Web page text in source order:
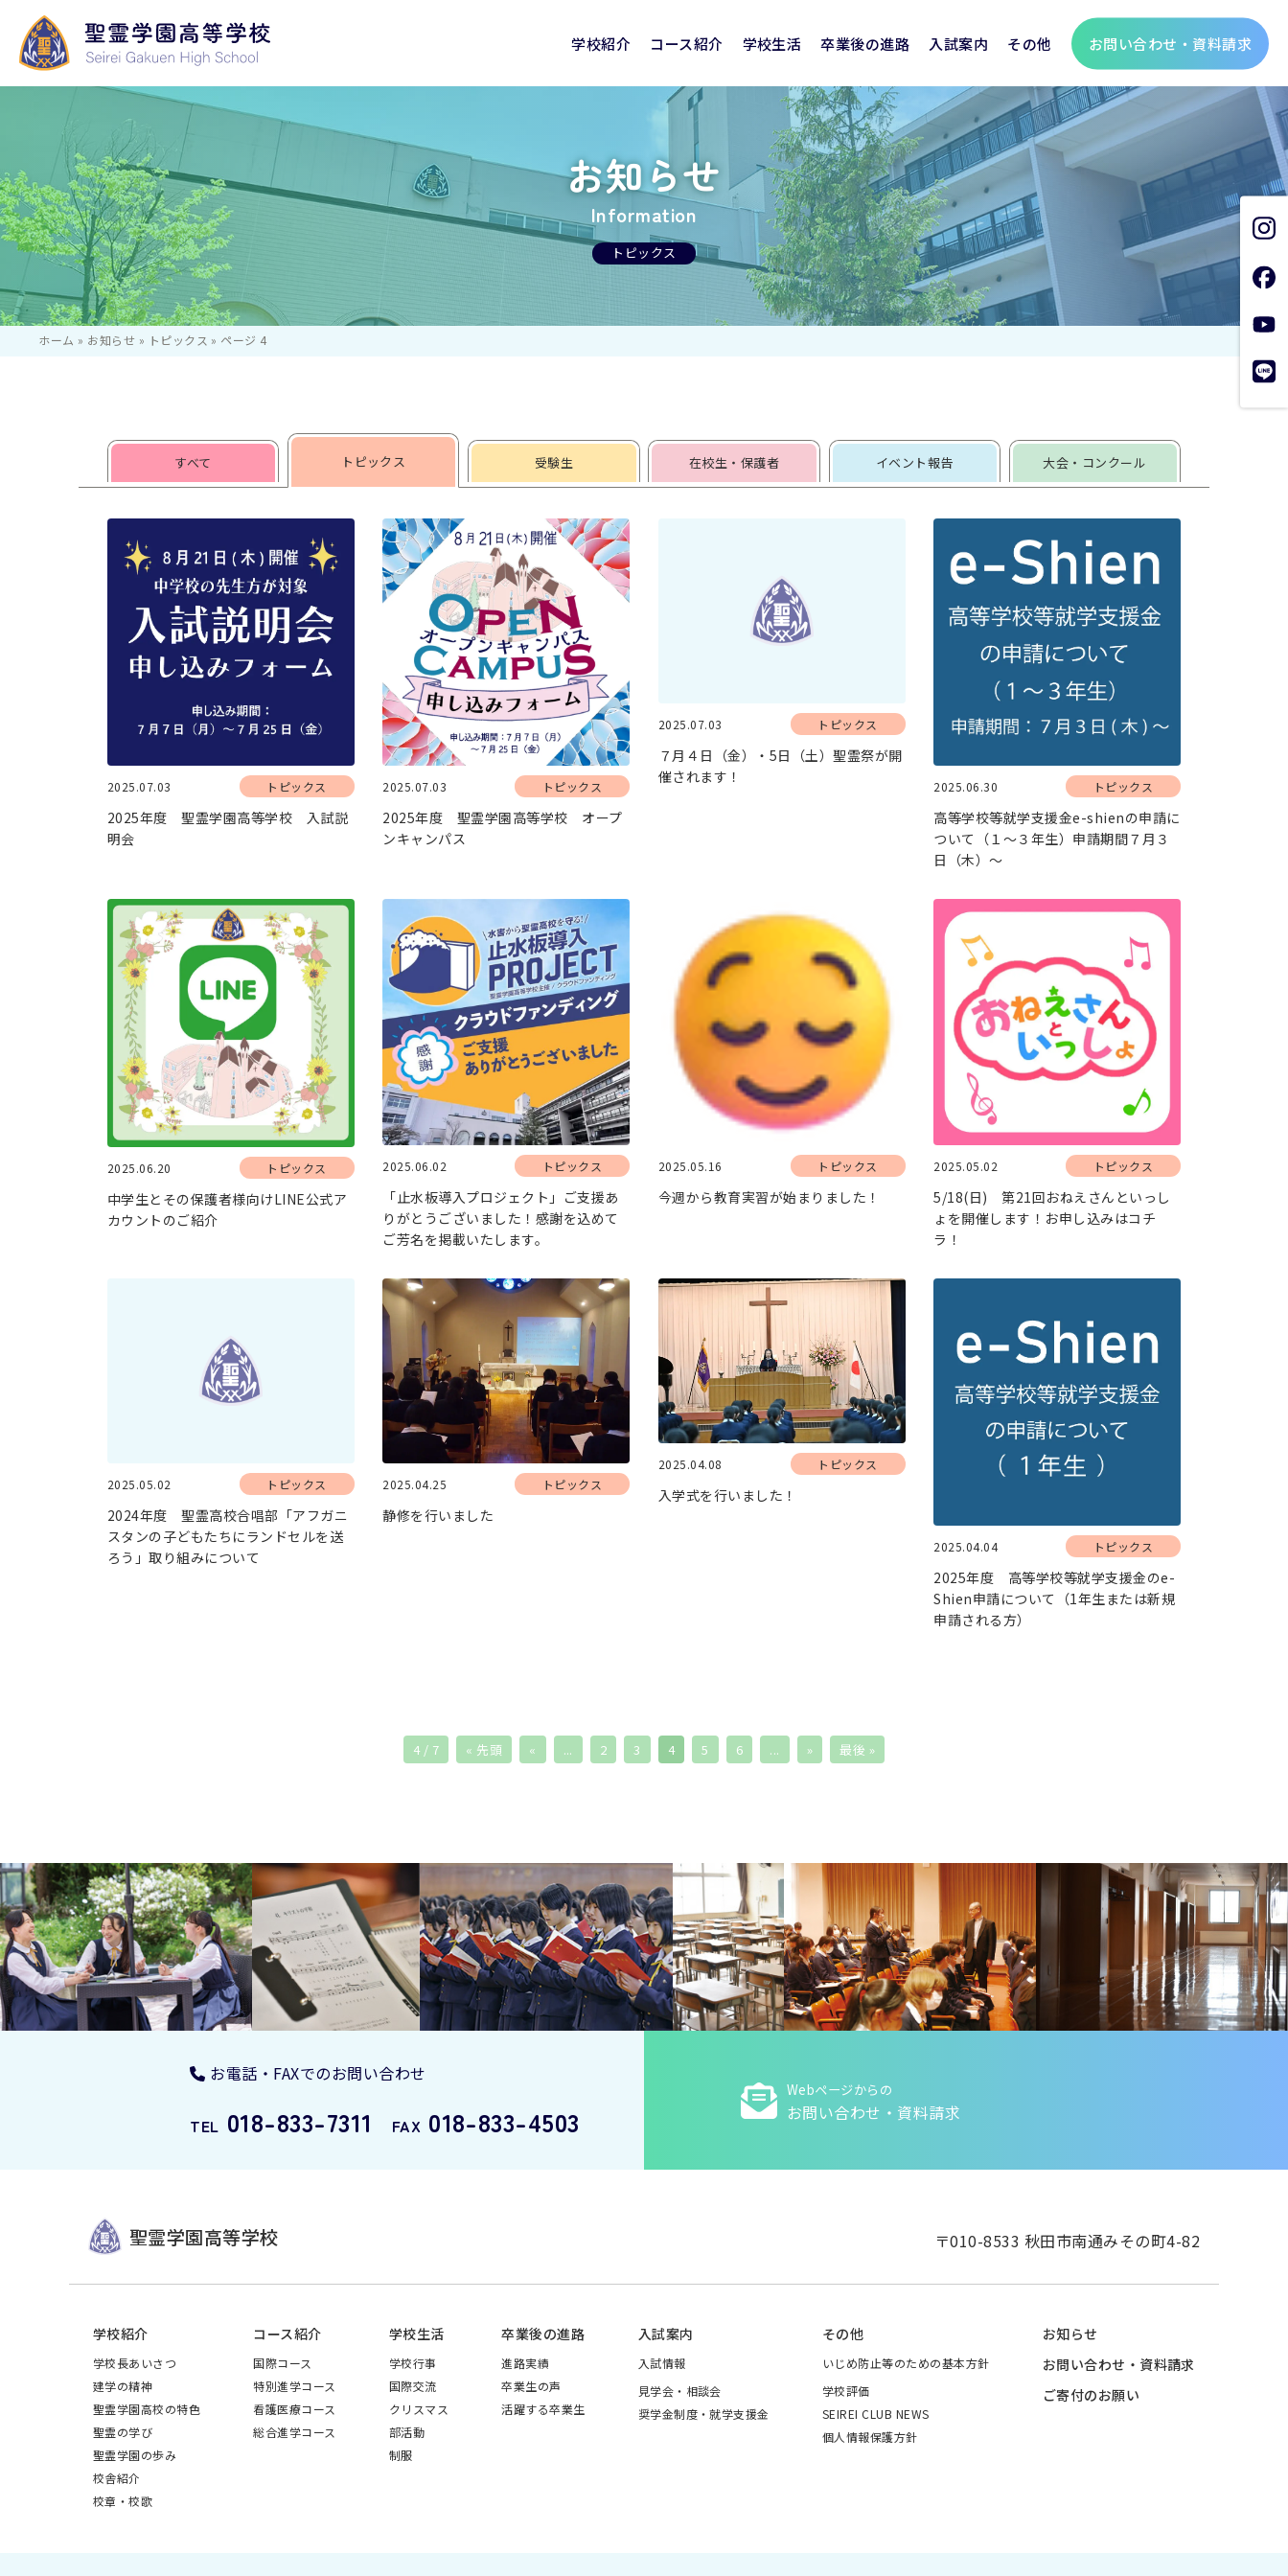
学校紹介
学校長あいさつ 聖霊学園高校の特色 聖霊の学び 聖霊学園の歩み
校舎紹介 校章・校歌
コース紹介
総合進学コース
学校生活
学校行事 部活動 制服
卒業後の進路
活躍する卒業生
入試案内
奨学金制度・就学支援金
その他
基本方針
SEIREI CLUB NEWS 個人情報保護方針
お問い合わせ・資料請求
お知らせ
Information
トピックス
ホーム » お知らせ » トピックス » ページ 4
すべて トピックス 受験生 在校生・保護者 イベント報告 大会・コンクール
2025.07.03 トピックス
2025年度 聖霊学園高等学校 入試説
明会
2025.07.03 トピックス
2025年度 聖霊学園高等学校 オープ
ンキャンパス
2025.07.03 トピックス
７月４日（金）・5日（土）聖霊祭が開
催されます！
2025.06.30 トピックス
高等学校等就学支援金e-shienの申請に
ついて（１～３年生）申請期間７月３
日（木）～
2025.06.20 トピックス
中学生とその保護者様向けLINE公式ア
カウントのご紹介
2025.06.02 トピックス
「止水板導入プロジェクト」ご支援あ
りがとうございました！感謝を込めて
ご芳名を掲載いたします。
2025.05.16 トピックス
今週から教育実習が始まりました！
2025.05.02 トピックス
5/18(日) 第21回おねえさんといっし
ょを開催します！お申し込みはコチ
ラ！
2025.05.02 トピックス
2024年度 聖霊高校合唱部「アフガニ
スタンの子どもたちにランドセルを送
ろう」取り組みについて
2025.04.25 トピックス
静修を行いました
2025.04.08 トピックス
入学式を行いました！
2025.04.04 トピックス
2025年度 高等学校等就学支援金のe-
Shien申請について（1年生または新規
申請される方）
4 / 7 « 先頭 « ... 2 3 4 5 6 ... » 最後 »
お電話・FAXでのお問い合わせ
TEL 018-833-7311 FAX 018-833-4503
Webページからの
お問い合わせ・資料請求
聖霊学園高等学校 〒010-8533 秋田市南通みその町4-82
学校紹介
学校長あいさつ
建学の精神
聖霊学園高校の特色
聖霊の学び
聖霊学園の歩み
校舎紹介
校章・校歌
コース紹介
国際コース
特別進学コース
看護医療コース
総合進学コース
学校生活
学校行事
国際交流
クリスマス
部活動
制服
卒業後の進路
進路実績
卒業生の声
活躍する卒業生
入試案内
入試情報
見学会・相談会
奨学金制度・就学支援金
その他
いじめ防止等のための基本方針
学校評価
SEIREI CLUB NEWS
個人情報保護方針
お知らせ
お問い合わせ・資料請求
ご寄付のお願い